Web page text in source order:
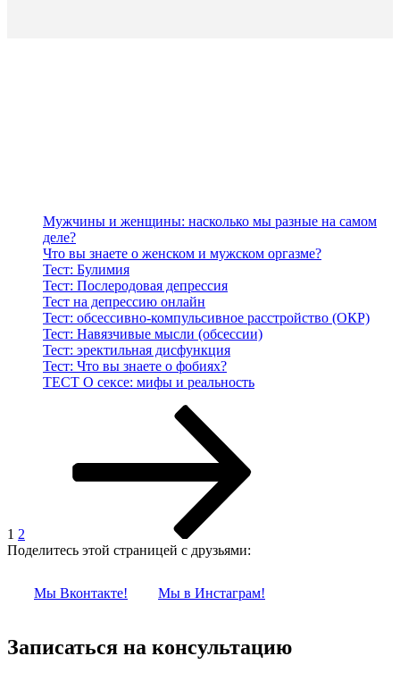
Мужчины и женщины: насколько мы разные на самом
деле?
Что вы знаете о женском и мужском оргазме?
Тест: Булимия
Тест: Послеродовая депрессия
Тест на депрессию онлайн
Тест: обсессивно-компульсивное расстройство (ОКР)
Тест: Навязчивые мысли (обсессии)
Тест: эректильная дисфункция
Тест: Что вы знаете о фобиях?
ТЕСТ О сексе: мифы и реальность
записям
1 2
Поделитесь этой страницей с друзьями:
Мы Вконтакте! Мы в Инстаграм!
Записаться на консультацию